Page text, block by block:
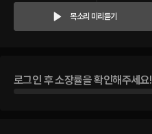
목소리 미리듣기
로그인 후 소장률을 확인해주세요!